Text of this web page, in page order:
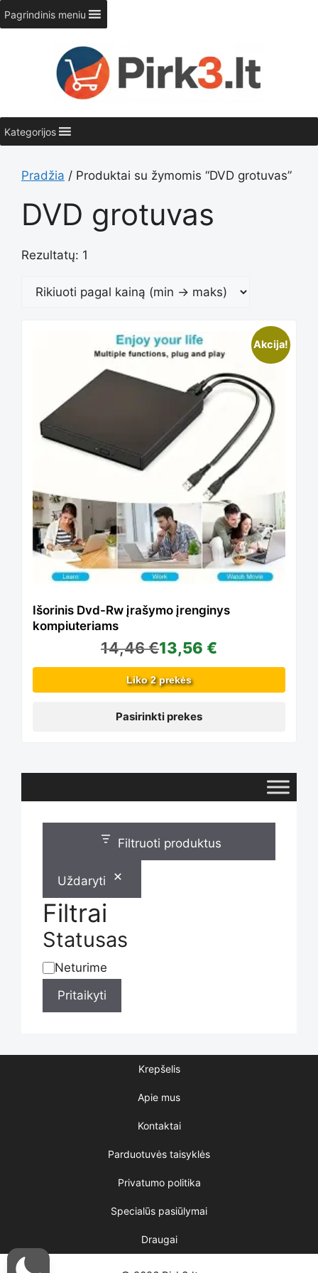
Pereiti
prie
turinio
Pagrindinis meniu
Kategorijos
Pradžia / Produktai su žymomis “DVD grotuvas”
DVD grotuvas
Rezultatų: 1
Akcija!
Išorinis Dvd-Rw įrašymo įrenginys
kompiuteriams
14,46€13,56 €
Liko 2 prekės
Pasirinkti prekes
This
product
has
multiple
variants.
The
options
be
chosen
on
the
product
page
Filtruoti produktus
Uždaryti
Filtrai
Statusas
Statusas
Neturime
Pritaikyti
Krepšelis
Apie mus
Kontaktai
Parduotuvės taisyklės
Privatumo politika
Specialūs pasiūlymai
Draugai